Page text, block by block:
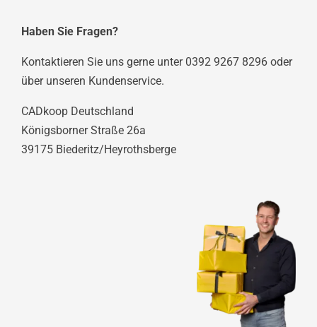
Haben Sie Fragen?
Kontaktieren Sie uns gerne unter 0392 9267 8296 oder
über unseren Kundenservice.
CADkoop Deutschland
Königsborner Straße 26a
39175 Biederitz/Heyrothsberge